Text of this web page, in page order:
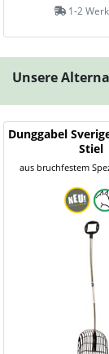
1-2
Unsere
Dunggabel
Stiel
aus bruchfestem